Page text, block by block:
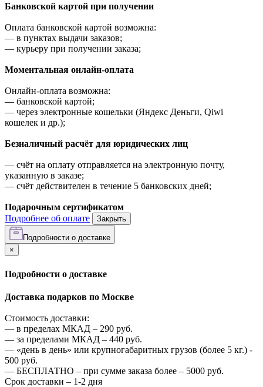
Банковской картой при получении
Оплата банковской картой возможна:
— в пунктах выдачи заказов;
— курьеру при получении заказа;
Моментальная онлайн-оплата
Онлайн-оплата возможна:
— банковской картой;
— через электронные кошельки (Яндекс Деньги, Qiwi
кошелек и др.);
Безналичный расчёт для юридических лиц
— счёт на оплату отправляется на электронную почту,
указанную в заказе;
— счёт действителен в течение 5 банковских дней;
Подарочным сертификатом
Подробнее об оплате
Закрыть
Подробности о доставке
×
Подробности о доставке
Доставка подарков по Москве
Стоимость доставки:
— в пределах МКАД – 290 руб.
— за пределами МКАД – 440 руб.
— «день в день» или крупногабаритных грузов (более 5 кг.) -
500 руб.
— БЕСПЛАТНО – при сумме заказа более – 5000 руб.
Срок доставки – 1-2 дня